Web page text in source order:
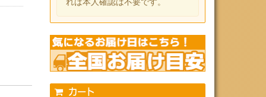
カート